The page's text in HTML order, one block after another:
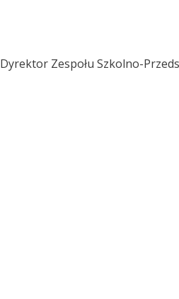
Dyrektor Zespołu Szkolno-